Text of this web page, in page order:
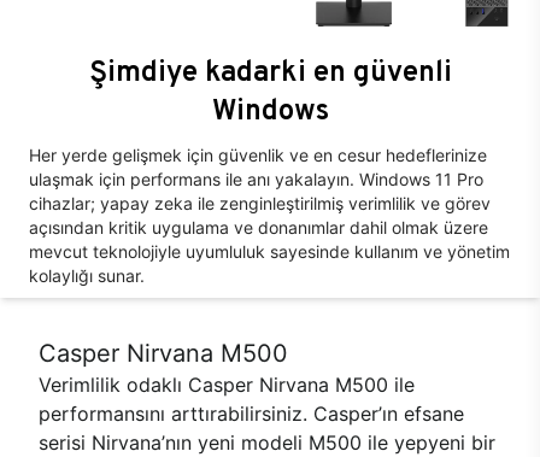
Şimdiye kadarki en güvenli
Windows
Her yerde gelişmek için güvenlik ve en cesur hedeflerinize
ulaşmak için performans ile anı yakalayın. Windows 11 Pro
cihazlar; yapay zeka ile zenginleştirilmiş verimlilik ve görev
açısından kritik uygulama ve donanımlar dahil olmak üzere
mevcut teknolojiyle uyumluluk sayesinde kullanım ve yönetim
kolaylığı sunar.
Casper Nirvana M500
Verimlilik odaklı Casper Nirvana M500 ile
performansını arttırabilirsiniz. Casper’ın efsane
serisi Nirvana’nın yeni modeli M500 ile yepyeni bir